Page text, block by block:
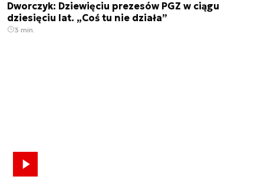
Dworczyk: Dziewięciu prezesów PGZ w ciągu
dziesięciu lat. „Coś tu nie działa”
3 min.